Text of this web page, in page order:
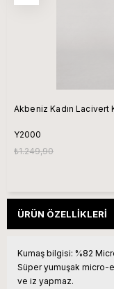
Akbeniz Kadın Lacivert
Y2000
₺1.249,90
ÜRÜN ÖZELLIKLERI
Kumaş bilgisi: %82
Süper yumuşak micro-
ve iz yapmaz.